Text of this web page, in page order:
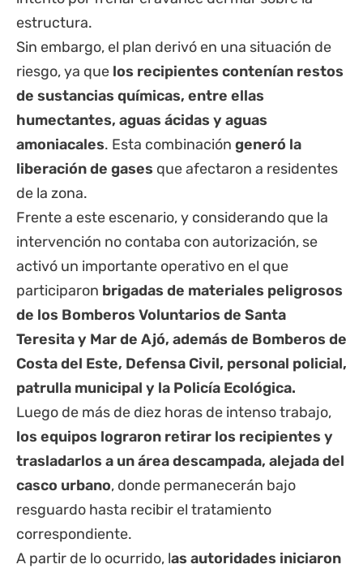
estructura.
Sin embargo, el plan derivó en una situación de
riesgo, ya que los recipientes contenían restos
de sustancias químicas, entre ellas
humectantes, aguas ácidas y aguas
amoniacales. Esta combinación generó la
liberación de gases que afectaron a residentes
de la zona.
Frente a este escenario, y considerando que la
intervención no contaba con autorización, se
activó un importante operativo en el que
participaron brigadas de materiales peligrosos
de los Bomberos Voluntarios de Santa
Teresita y Mar de Ajó, además de Bomberos de
Costa del Este, Defensa Civil, personal policial,
patrulla municipal y la Policía Ecológica.
Luego de más de diez horas de intenso trabajo,
los equipos lograron retirar los recipientes y
trasladarlos a un área descampada, alejada del
casco urbano, donde permanecerán bajo
resguardo hasta recibir el tratamiento
correspondiente.
A partir de lo ocurrido, las autoridades iniciaron